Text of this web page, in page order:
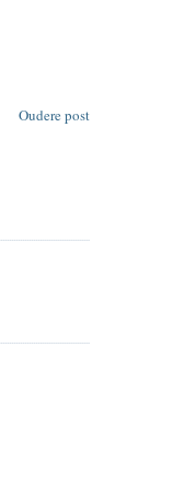
Oudere post